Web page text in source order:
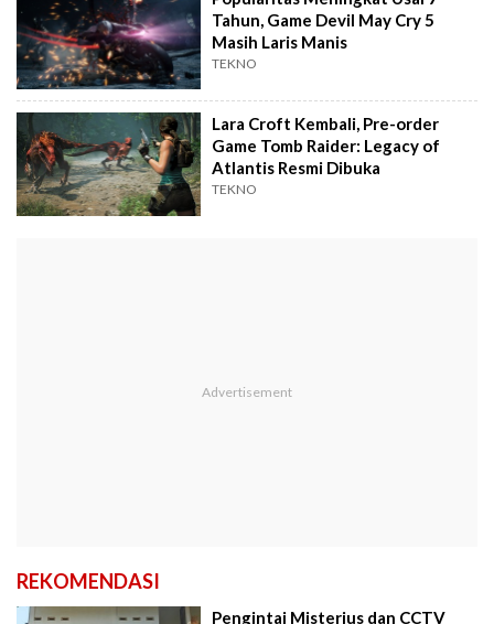
Tahun, Game Devil May Cry 5
Masih Laris Manis
TEKNO
Lara Croft Kembali, Pre-order
Game Tomb Raider: Legacy of
Atlantis Resmi Dibuka
TEKNO
REKOMENDASI
Pengintai Misterius dan CCTV